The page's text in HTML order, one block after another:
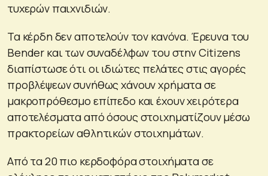
τυχερών παιχνιδιών.
Τα κέρδη δεν αποτελούν τον κανόνα. Έρευνα του
Bender και των συναδέλφων του στην Citizens
διαπίστωσε ότι οι ιδιώτες πελάτες στις αγορές
προβλέψεων συνήθως χάνουν χρήματα σε
μακροπρόθεσμο επίπεδο και έχουν χειρότερα
αποτελέσματα από όσους στοιχηματίζουν μέσω
πρακτορείων αθλητικών στοιχημάτων.
Από τα 20 πιο κερδοφόρα στοιχήματα σε